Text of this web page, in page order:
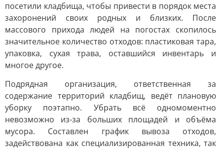
посетили кладбища, чтобы привести в порядок места
захоронений своих родных и близких. После
массового прихода людей на погостах скопилось
значительное количество отходов: пластиковая тара,
упаковка, сухая трава, оставшийся инвентарь и
многое другое.
Подрядная организация, ответственная за
содержание территорий кладбищ, ведёт плановую
уборку поэтапно. Убрать всё одномоментно
невозможно из-за больших площадей и объёма
мусора. Составлен график вывоза отходов,
задействована как специализированная техника, так